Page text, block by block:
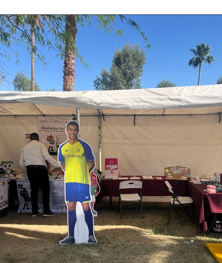
como objetivo informar y concientizar a los jóvenes estudiantes de
y las relaciones sentimentales. Además, durante el
Gobierno de Baja
California reconocerá a
guardianes del patrimonio
cultural
Cristina Rivera Garza
reflexiona sobre
justicia y literatura